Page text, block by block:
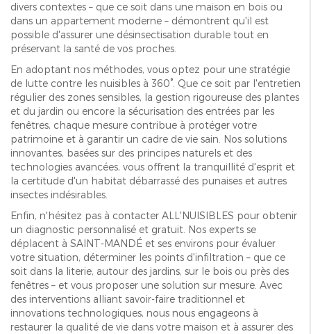
divers contextes – que ce soit dans une maison en bois ou
dans un appartement moderne – démontrent qu'il est
possible d'assurer une désinsectisation durable tout en
préservant la santé de vos proches.
En adoptant nos méthodes, vous optez pour une stratégie
de lutte contre les nuisibles à 360°. Que ce soit par l'entretien
régulier des zones sensibles, la gestion rigoureuse des plantes
et du jardin ou encore la sécurisation des entrées par les
fenêtres, chaque mesure contribue à protéger votre
patrimoine et à garantir un cadre de vie sain. Nos solutions
innovantes, basées sur des principes naturels et des
technologies avancées, vous offrent la tranquillité d'esprit et
la certitude d'un habitat débarrassé des punaises et autres
insectes indésirables.
Enfin, n'hésitez pas à contacter ALL'NUISIBLES pour obtenir
un diagnostic personnalisé et gratuit. Nos experts se
déplacent à SAINT-MANDÉ et ses environs pour évaluer
votre situation, déterminer les points d'infiltration – que ce
soit dans la literie, autour des jardins, sur le bois ou près des
fenêtres – et vous proposer une solution sur mesure. Avec
des interventions alliant savoir-faire traditionnel et
innovations technologiques, nous nous engageons à
restaurer la qualité de vie dans votre maison et à assurer des